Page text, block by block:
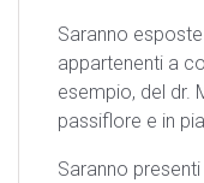
Saranno
appartenenti a
esempio, del dr.
passiflore e in
Saranno